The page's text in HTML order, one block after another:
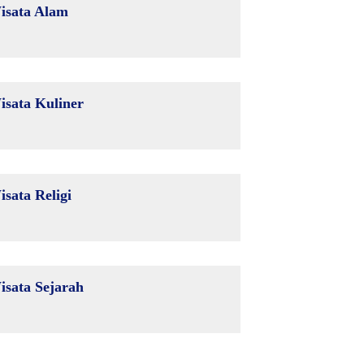
Alam
Kuliner
Religi
Sejarah